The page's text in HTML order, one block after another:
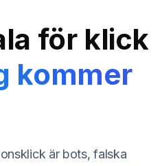
för klick
kommer
är bots, falska